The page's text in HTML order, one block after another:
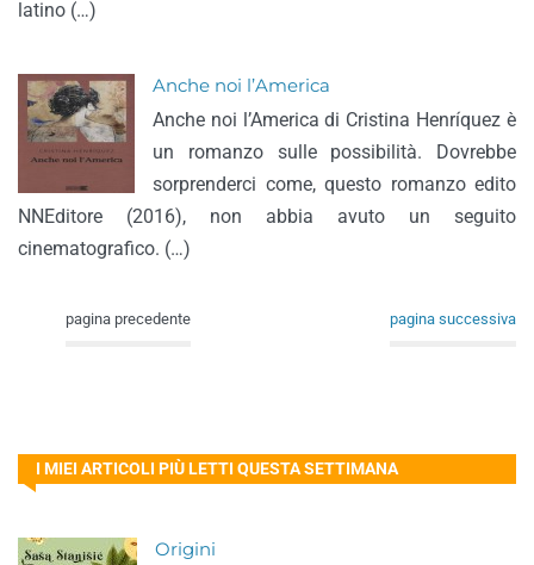
latino (…)
Anche noi l’America
Anche noi l’America di Cristina Henríquez è
un romanzo sulle possibilità. Dovrebbe
sorprenderci come, questo romanzo edito
NNEditore (2016), non abbia avuto un seguito
cinematografico. (…)
pagina precedente pagina successiva
I MIEI ARTICOLI PIÙ LETTI QUESTA SETTIMANA
Origini